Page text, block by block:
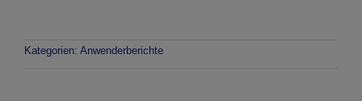
Kategorien: Anwenderberichte